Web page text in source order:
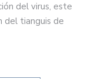
del virus, este
del tianguis de